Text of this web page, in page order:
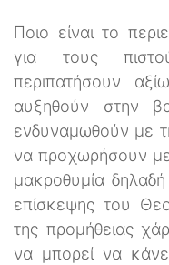
Ποιο είναι το
για τους
περιπατήσουν
αυξηθούν στην
ενδυναμωθούν με
να προχωρήσουν
μακροθυμία
επίσκεψης του
της προμήθειας
να μπορεί να